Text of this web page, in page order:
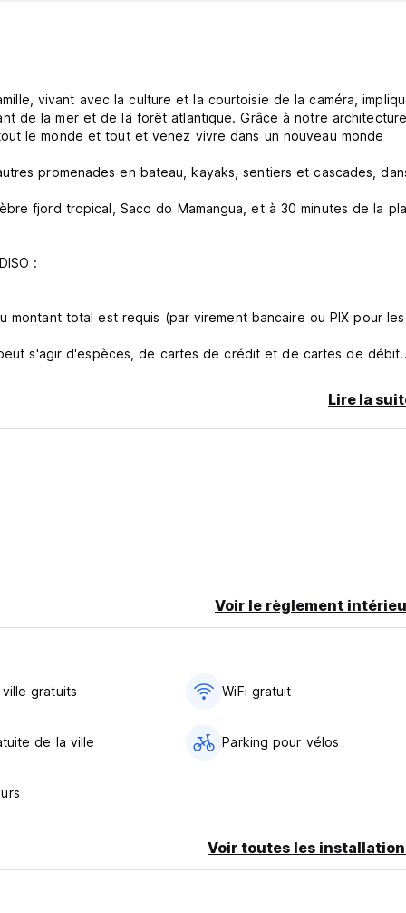
vivant avec la culture et la courtoisie de la caméra,
de la mer et de la forêt atlantique. Grâce à notre
le monde et tout et venez vivre dans un nouveau monde
promenades en bateau, kayaks, sentiers et cascades,
fjord tropical, Saco do Mamangua, et à 30 minutes de la
:
total est requis (par virement bancaire ou PIX pour les
s'agir d'espèces, de cartes de crédit et de cartes de débit.
un remboursement ou un transfert de date, sans frais.
sera remboursé ou la date transférée, avec deux frais
AUCUN remboursement du montant payé, seul le transfert
il n'y aura AUCUN remboursement du montant payé et il ne
total du forfait fermé et combiné sera facturé.
remboursement du montant payé.
Lire la
Voir le règlement
gratuits WiFi gratuit
de la ville Parking pour vélos
Voir toutes les